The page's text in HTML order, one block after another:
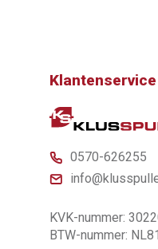
Klantenservice
0570-626255
KVK-nummer:
BTW-nummer: